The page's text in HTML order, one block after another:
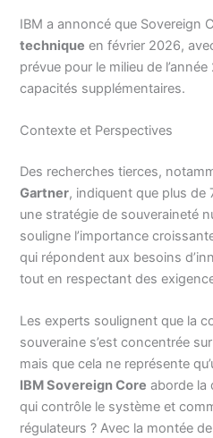
IBM a annoncé que Sovereign
technique en février 2026,
prévue pour le milieu de
capacités supplémentaires.
Contexte et Perspectives
Des recherches tierces,
Gartner, indiquent que plus de
une stratégie de souveraineté
souligne l’importance
qui répondent aux besoins
tout en respectant des
Les experts soulignent que la
souveraine s’est concentrée
mais que cela ne représente
IBM Sovereign Core aborde la
qui contrôle le système et
régulateurs ? Avec la montée